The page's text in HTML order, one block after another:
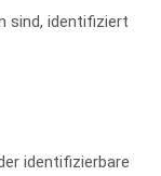
sind, identifiziert
identifizierbare